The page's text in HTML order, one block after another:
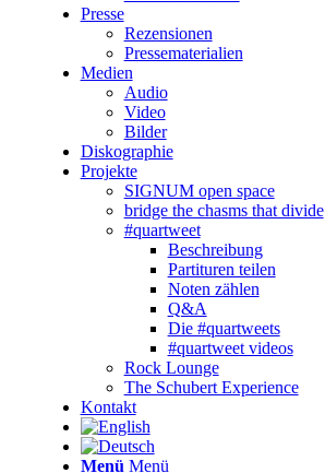
Presse
Rezensionen
Pressematerialien
Medien
Audio
Video
Bilder
Diskographie
Projekte
SIGNUM open space
bridge the chasms that divide
#quartweet
Beschreibung
Partituren teilen
Noten zählen
Q&A
Die #quartweets
#quartweet videos
Rock Lounge
The Schubert Experience
Kontakt
Menü Menü